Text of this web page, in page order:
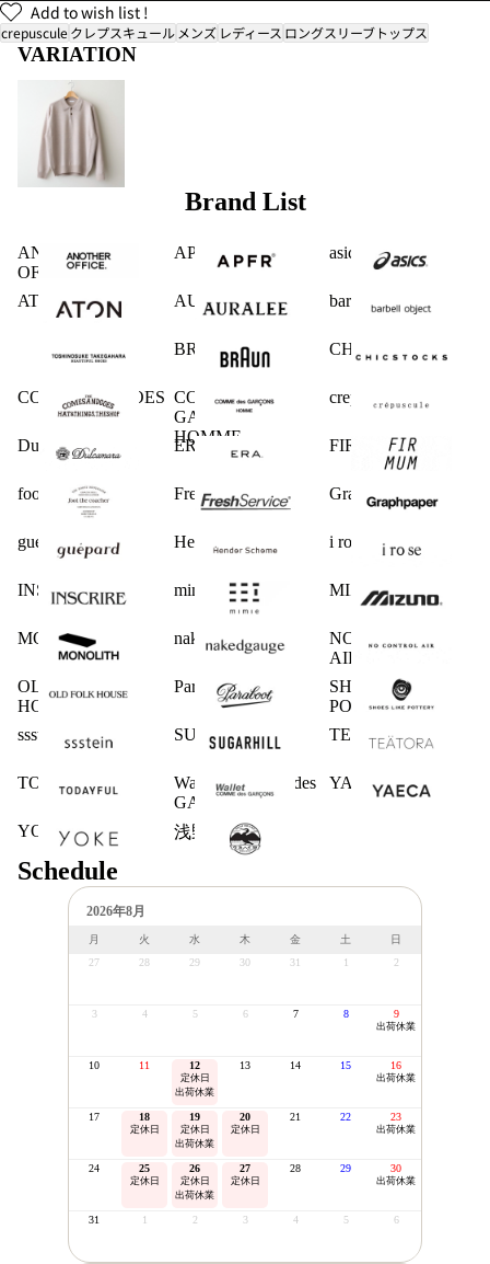
Add to wish list !
crepusculeクレプスキュール メンズ レディース ロングスリーブトップス
VARIATION
Brand List
ANOTHER
OFFICE
APFR asics
ATON AURALEE barbell object
BRAUN CHICSTOCKS
COMESANDGOES COMME des
GARCONS
HOMME
crepuscule
Dulcamara ERA. FIRMUM
foot the coacher FreshService Graphpaper
guepard Hender Scheme i ro se
INSCRIRE mimie MIZUNO
MONOLITH nakedgauge
NO CONTROL
AIR
OLD FOLK
HOUSE
Paraboot
SHOES LIKE
POTTERY
ssstein
SUGARHILL TEATORA
TODAYFUL
Wallet COMME des
GARCONS
YAECA
YOKE 浅野商店
Schedule
2026年8月
月 火 水 木 金 土
日
27
28 29 30 31 1 2
3 4 5 6 7 8 9
出荷休業
10 11 12
定休日
出荷休業
13 14 15 16
出荷休業
17 18
定休日
19
定休日
出荷休業
20
定休日
21 22 23
出荷休業
24 25
定休日
26
定休日
出荷休業
27
定休日
28 29 30
出荷休業
31 1 2 3 4 5 6